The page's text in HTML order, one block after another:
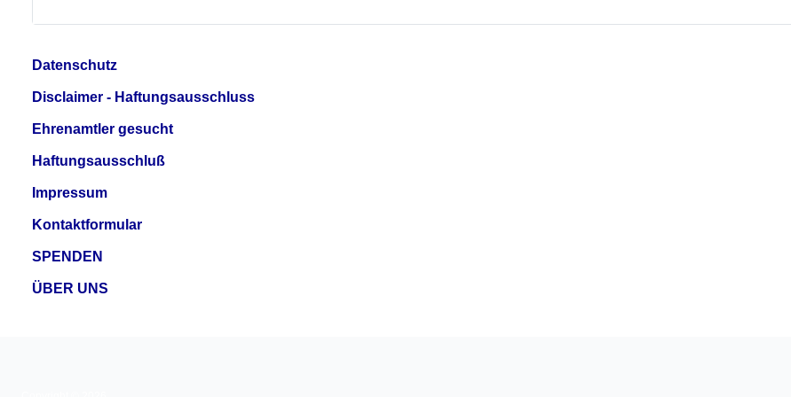
Datenschutz
Disclaimer - Haftungsausschluss
Ehrenamtler gesucht
Haftungsausschluß
Impressum
Kontaktformular
SPENDEN
ÜBER UNS